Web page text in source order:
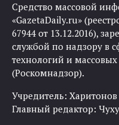
Средство массовой
«GazetaDaily.ru»
67944 от 13.12.2016),
службой по надзору в
технологий и
(Роскомнадзор).
Учредитель:
Главный редактор: